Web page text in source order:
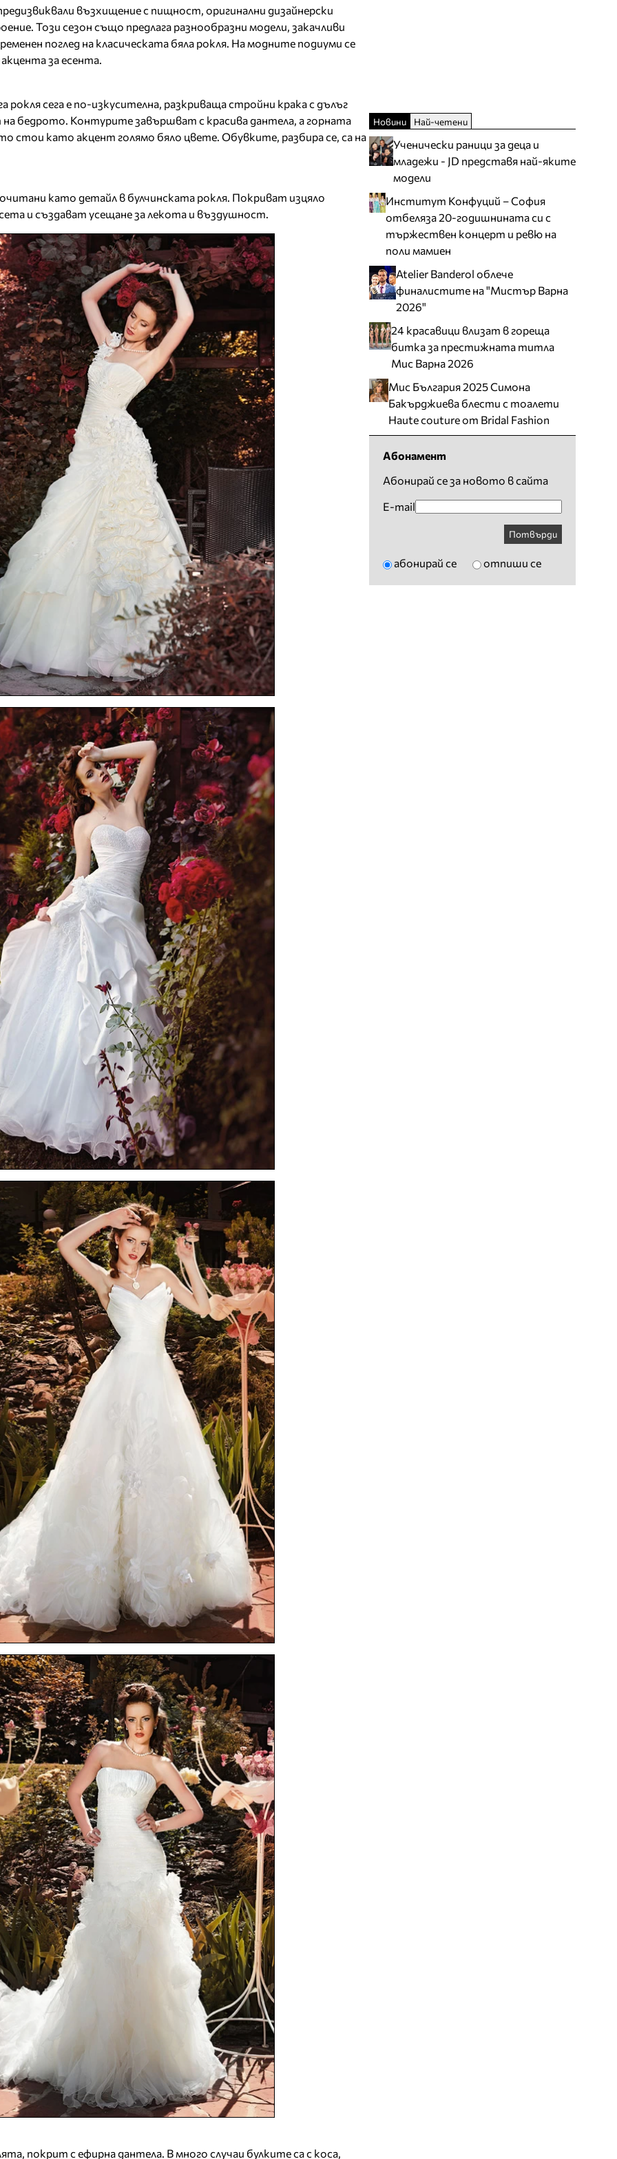
възхищение с пищност, оригинални дизайнерски
Този сезон също предлага разнообразни модели, закачливи
поглед на класическата бяла рокля. На модните подиуми се
за есента.
рокля сега е по-изкусителна, разкриваща стройни крака с дълъг
бедрото. Контурите завършват с красива дантела, а горната
стои като акцент голямо бяло цвете. Обувките, разбира се, са на
като детайл в булчинската рокля. Покриват изцяло
и създават усещане за лекота и въздушност.
покрит с ефирна дантела. В много случаи булките са с коса,
Новини Най-четени
Ученически раници за деца и
младежи - JD представя най-яките
модели
Институт Конфуций – София
отбеляза 20-годишнината си с
тържествен концерт и ревю на
поли мамиен
Atelier Banderol облече
финалистите на "Мистър Варна
2026"
24 красавици влизат в гореща
битка за престижната титла
Мис Варна 2026
Мис България 2025 Симона
Бакърджиева блести с тоалети
Haute couture от Bridal Fashion
Абонамент
Абонирай се за новото в сайта
E-mail
Потвърди
абонирай се отпиши се